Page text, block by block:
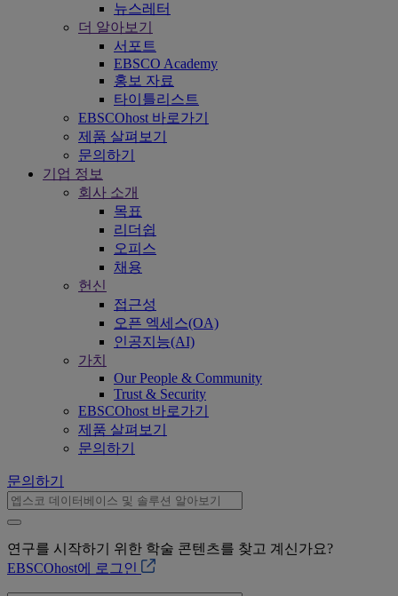
뉴스레터
더 알아보기
서포트
EBSCO Academy
홍보 자료
타이틀리스트
EBSCOhost 바로가기
제품 살펴보기
문의하기
기업 정보
회사 소개
목표
리더쉽
오피스
채용
헌신
접근성
오픈 엑세스(OA)
인공지능(AI)
가치
Our People & Community
Trust & Security
EBSCOhost 바로가기
제품 살펴보기
문의하기
문의하기
연구를 시작하기 위한 학술 콘텐츠를 찾고 계신가요?
EBSCOhost에 로그인